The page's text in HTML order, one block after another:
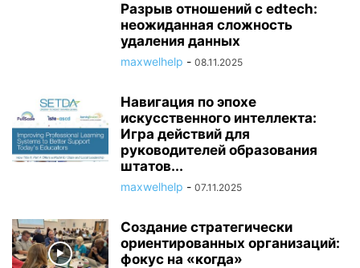
Разрыв отношений с edtech:
неожиданная сложность
удаления данных
maxwelhelp - 08.11.2025
Навигация по эпохе
искусственного интеллекта:
Игра действий для
руководителей образования
штатов...
maxwelhelp - 07.11.2025
Создание стратегически
ориентированных организаций:
фокус на «когда»